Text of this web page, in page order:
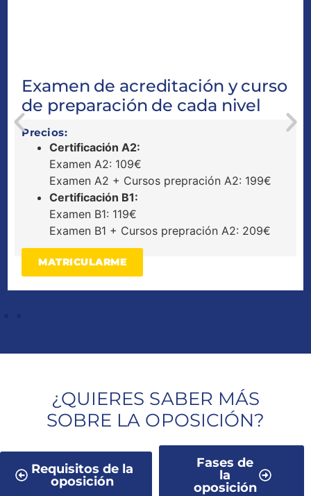
Examen de acreditación y curso
de preparación de cada nivel
Precios:
Certificación A2:
Examen A2: 109€
Examen A2 + Cursos prepración A2: 199€
Certificación B1:
Examen B1: 119€
Examen B1 + Cursos prepración A2: 209€
MATRICULARME
¿QUIERES SABER MÁS
SOBRE LA OPOSICIÓN?
Requisitos de la
oposición
Fases de
la
oposición